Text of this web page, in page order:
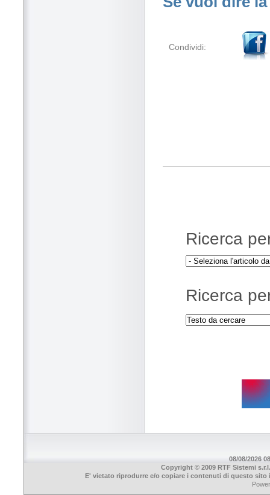
Condividi:
Ricerca
Ricerca
08/08/2026
Copyright © 2009 RTF Sistemi
E' vietato riprodurre e/o copiare i contenuti di questo